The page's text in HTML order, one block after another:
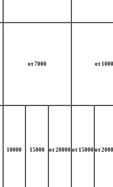
от 7000 от
10000 15000 от 20000 от 15000 от